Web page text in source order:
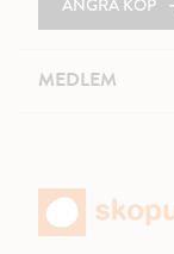
ÅNGRA KÖP
MEDLEM